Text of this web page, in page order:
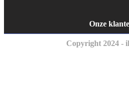
Onze
Copyright 2024 -